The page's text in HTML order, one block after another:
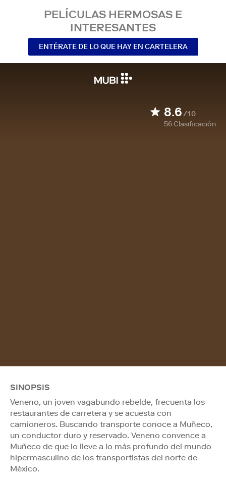
PELÍCULAS HERMOSAS E
INTERESANTES
ENTÉRATE DE LO QUE HAY EN CARTELERA
8.6/10
56Clasificación
SINOPSIS
Veneno, un joven vagabundo rebelde, frecuenta los
restaurantes de carretera y se acuesta con
camioneros. Buscando transporte conoce a Muñeco,
un conductor duro y reservado. Veneno convence a
Muñeco de que lo lleve a lo más profundo del mundo
hipermasculino de los transportistas del norte de
México.